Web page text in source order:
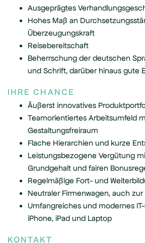
Ausgeprägtes
Hohes Maß an
Überzeugungskraft
Reisebereitschaft
Beherrschung der deutschen
und Schrift, darüber hinaus gute
IHRE CHANCE
Äußerst innovatives
Teamorientiertes Arbeitsumfeld
Gestaltungsfreiraum
Flache Hierarchien und kurze
Leistungsbezogene Vergütung
Grundgehalt und fairen
Regelmäßige Fort- und
Neutraler Firmenwagen, auch
Umfangreiches und modernes
iPhone, iPad und Laptop
KONTAKT